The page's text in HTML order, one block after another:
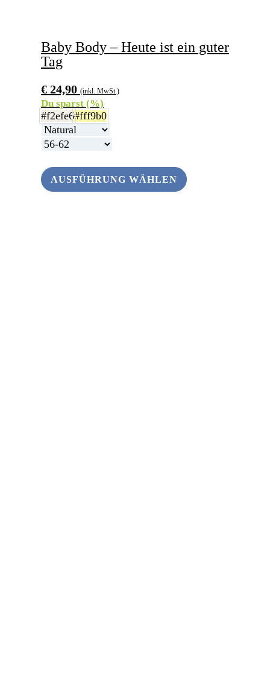
Baby Body – Heute ist ein guter
Tag
€ 24,90 (inkl. MwSt.)
Du sparst (%)
#f2efe6#fff9b0
AUSFÜHRUNG WÄHLEN